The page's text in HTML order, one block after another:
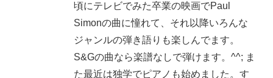
頃にテレビでみた卒業の映画でPaul
Simonの曲に憧れて、それ以降いろんな
ジャンルの弾き語りも楽しんでます。
S&Gの曲なら楽譜なしで弾けます。^^; ま
た最近は独学でピアノも始めました。す